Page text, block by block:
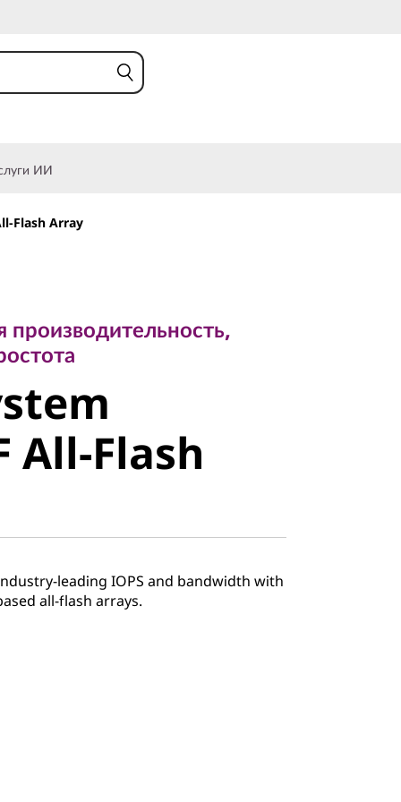
ИИ
Flash Array
Flash
All-Flash
leading IOPS and bandwidth with
all-flash arrays.